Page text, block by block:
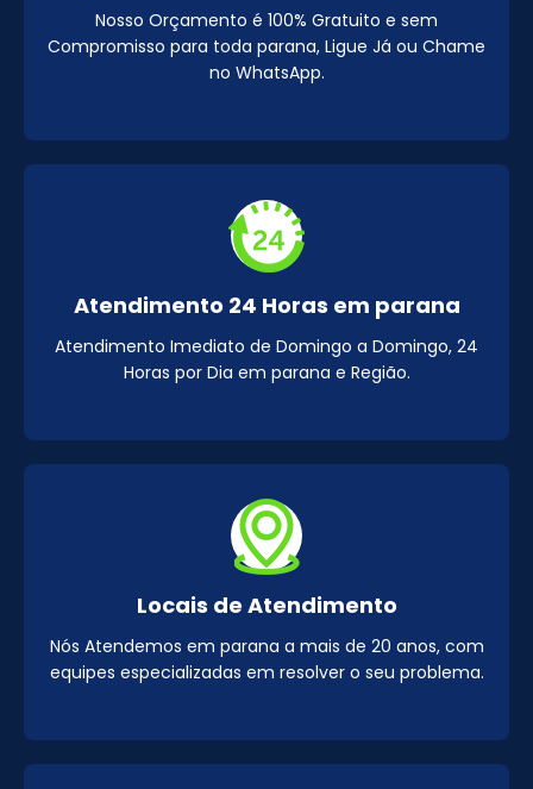
Nosso Orçamento é 100% Gratuito e sem
Compromisso para toda parana, Ligue Já ou Chame
no WhatsApp.
Atendimento 24 Horas em parana
Atendimento Imediato de Domingo a Domingo, 24
Horas por Dia em parana e Região.
Locais de Atendimento
Nós Atendemos em parana a mais de 20 anos, com
equipes especializadas em resolver o seu problema.